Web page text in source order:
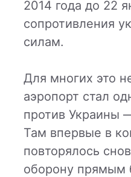
2014 года до 22
сопротивления
силам.
Для многих это
аэропорт стал
против Украины
Там впервые в
повторялось
оборону прямым